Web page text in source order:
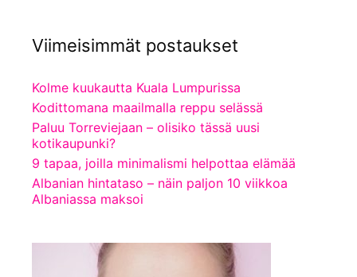
Viimeisimmät postaukset
Kolme kuukautta Kuala Lumpurissa
Kodittomana maailmalla reppu selässä
Paluu Torreviejaan – olisiko tässä uusi
kotikaupunki?
9 tapaa, joilla minimalismi helpottaa elämää
Albanian hintataso – näin paljon 10 viikkoa
Albaniassa maksoi